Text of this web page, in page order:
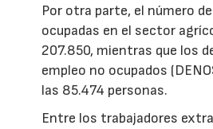
Por otra parte, el número
ocupadas en el sector
207.850, mientras que los
empleo no ocupados
las 85.474 personas.
Entre los trabajadores